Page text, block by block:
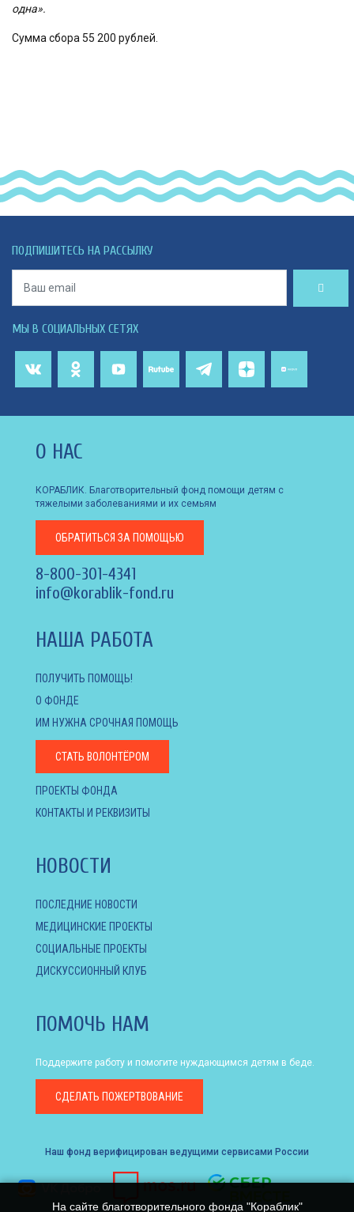
одна».
Сумма сбора 55 200 рублей.
ПОДПИШИТЕСЬ НА РАССЫЛКУ
МЫ В СОЦИАЛЬНЫХ СЕТЯХ
О НАС
КОРАБЛИК. Благотворительный фонд помощи детям с
тяжелыми заболеваниями и их семьям
ОБРАТИТЬСЯ ЗА ПОМОЩЬЮ
8-800-301-4341
info@korablik-fond.ru
НАША РАБОТА
ПОЛУЧИТЬ ПОМОЩЬ!
О ФОНДЕ
ИМ НУЖНА СРОЧНАЯ ПОМОЩЬ
СТАТЬ ВОЛОНТЁРОМ
ПРОЕКТЫ ФОНДА
КОНТАКТЫ И РЕКВИЗИТЫ
НОВОСТИ
ПОСЛЕДНИЕ НОВОСТИ
МЕДИЦИНСКИЕ ПРОЕКТЫ
СОЦИАЛЬНЫЕ ПРОЕКТЫ
ДИСКУССИОННЫЙ КЛУБ
ПОМОЧЬ НАМ
Поддержите работу и помогите нуждающимся детям в беде.
СДЕЛАТЬ ПОЖЕРТВОВАНИЕ
Наш фонд верифицирован ведущими сервисами России
На сайте благотворительного фонда "Кораблик"